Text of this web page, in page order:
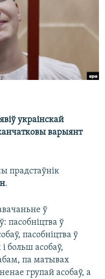
украінскай
варыянт
прадстаўнік
.
ў
пасобніцтва ў
пасобніцтва ў
больш асобаў,
па матывах
групай асобаў, а